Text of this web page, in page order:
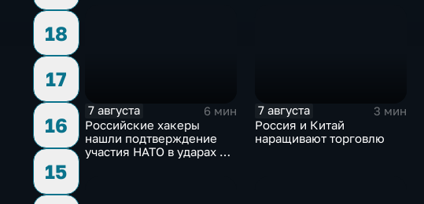
18
17
16
15
7 августа
6 мин
Российские хакеры
нашли подтверждение
участия НАТО в ударах по
7 августа
3 мин
Россия и Китай
наращивают торговлю